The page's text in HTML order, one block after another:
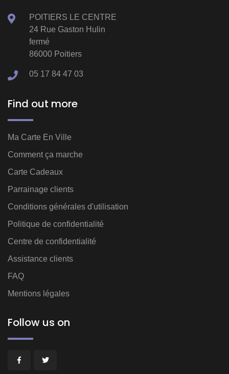
POITIERS LE CENTRE
24 Rue Gaston Hulin
fermé
86000 Poitiers
05 17 84 47 03
Find out more
Ma Carte En Ville
Comment ça marche
Carte Cadeaux
Parrainage clients
Conditions générales d'utilisation
Politique de confidentialité
Centre de confidentialité
Assistance clients
FAQ
Mentions légales
Follow us on